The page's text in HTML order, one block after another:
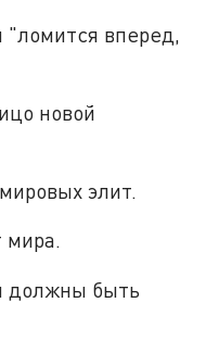
"ломится вперед,
новой
элит.
мира.
должны быть